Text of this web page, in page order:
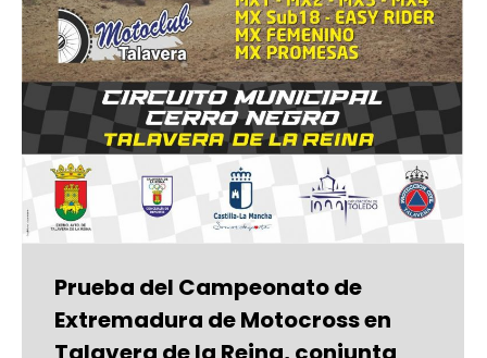
Prueba del Campeonato de
Extremadura de Motocross en